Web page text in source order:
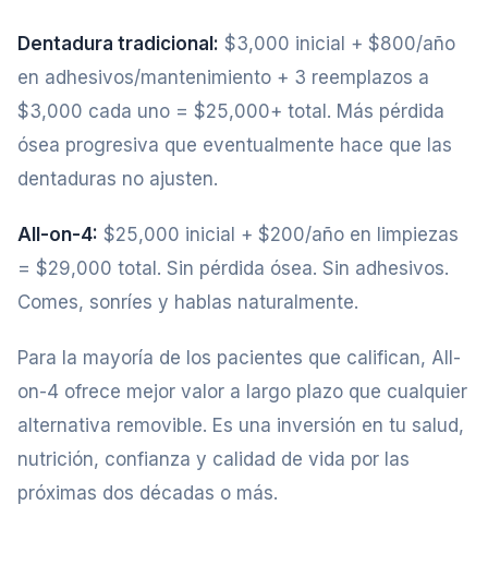
Dentadura tradicional: $3,000 inicial + $800/año
en adhesivos/mantenimiento + 3 reemplazos a
$3,000 cada uno = $25,000+ total. Más pérdida
ósea progresiva que eventualmente hace que las
dentaduras no ajusten.
All-on-4: $25,000 inicial + $200/año en limpiezas
= $29,000 total. Sin pérdida ósea. Sin adhesivos.
Comes, sonríes y hablas naturalmente.
Para la mayoría de los pacientes que califican, All-
on-4 ofrece mejor valor a largo plazo que cualquier
alternativa removible. Es una inversión en tu salud,
nutrición, confianza y calidad de vida por las
próximas dos décadas o más.